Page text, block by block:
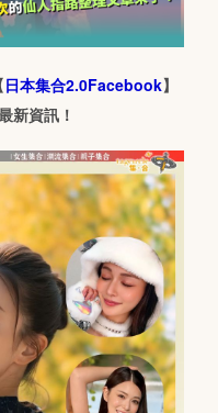
日本集合2.0Facebook】
新資訊！